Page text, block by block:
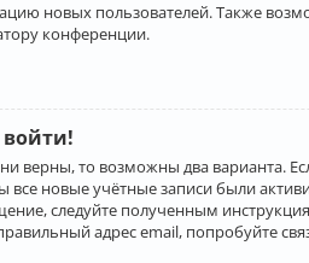
новых пользователей. Также
конференции.
войти!
верны, то возможны два варианта.
новые учётные записи были
следуйте полученным
адрес email, попробуйте